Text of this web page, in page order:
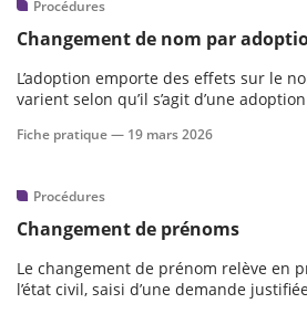
Procédures
Changement de nom par
L’adoption emporte des effets sur le
varient selon qu’il s’agit d’une
d’attribution et de conservation du
Fiche pratique — 19 mars 2026
Procédures
Changement de prénoms
Le changement de prénom relève en
l’état civil, saisi d’une demande